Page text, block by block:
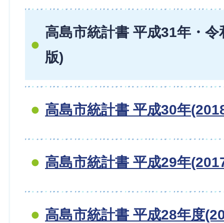
高島市統計書 平成31年・
版)
高島市統計書 平成30年
高島市統計書 平成29年
高島市統計書 平成28年度